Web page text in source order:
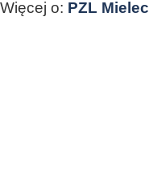
Więcej o: PZL Mielec